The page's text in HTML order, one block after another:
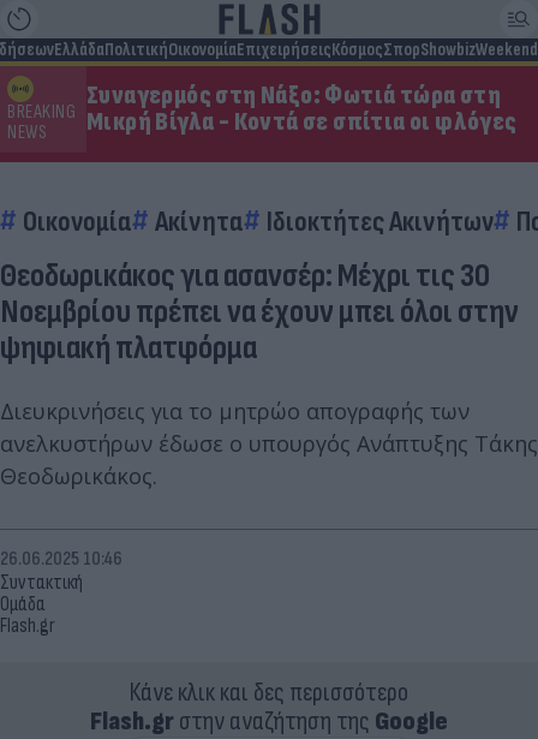
ΕλλάδαΠολιτικήΟικονομίαΕπιχειρήσειςΚόσμοςΣπορShowbizWeekend
BREAKING
NEWS
Συναγερμός στη Νάξο: Φωτιά τώρα στη
Μικρή Βίγλα - Κοντά σε σπίτια οι φλόγες
Οικονομία Ακίνητα Ιδιοκτήτες Ακινήτων
Θεοδωρικάκος για ασανσέρ: Μέχρι τις 30
Νοεμβρίου πρέπει να έχουν μπει όλοι στην
ψηφιακή πλατφόρμα
Διευκρινήσεις για το μητρώο απογραφής των
ανελκυστήρων έδωσε ο υπουργός Ανάπτυξης Τάκης
Θεοδωρικάκος.
Συντακτική
Ομάδα
Flash.gr
26.06.2025 10:46
Κάνε κλικ και δες περισσότερο
Flash.grστην αναζήτηση της Google